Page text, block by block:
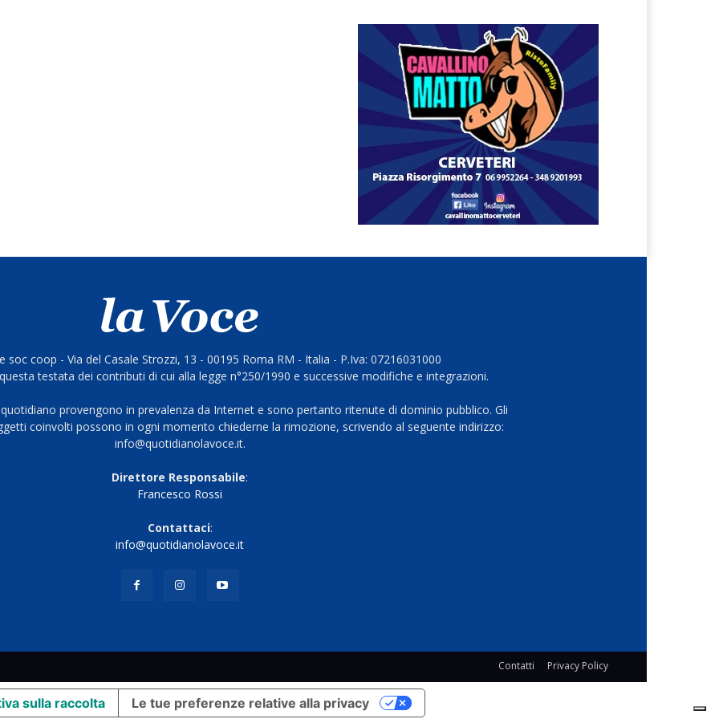
soc coop - Via del Casale Strozzi, 13 - 00195 Roma RM - Italia - P.Iva: 07216031000
testata dei contributi di cui alla legge n°250/1990 e successive modifiche e integrazioni.
provengono in prevalenza da Internet e sono pertanto ritenute di dominio pubblico. Gli
coinvolti possono in ogni momento chiederne la rimozione, scrivendo al seguente indirizzo:
info@quotidianolavoce.it.
Direttore Responsabile:
Francesco Rossi
Contattaci:
info@quotidianolavoce.it
Contatti Privacy Policy
sulla raccolta Le tue preferenze relative alla privacy